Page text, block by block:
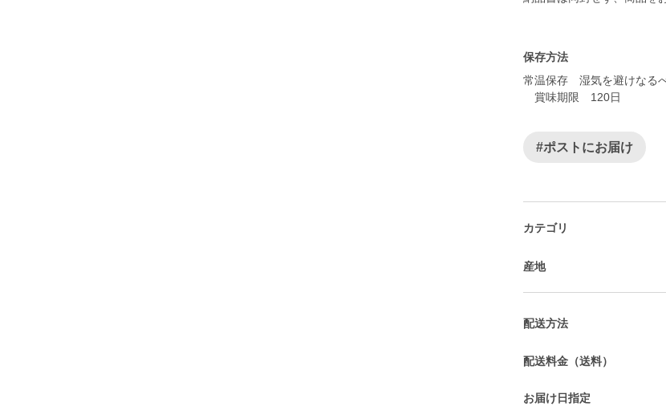
保存方法
常温保存 湿気を避けなる
賞味期限 120日
#ポストにお届け
カテゴリ
産地
配送方法
配送料金（送料）
お届け日指定